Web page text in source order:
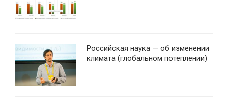
Российская наука — об изменении
климата (глобальном потеплении)